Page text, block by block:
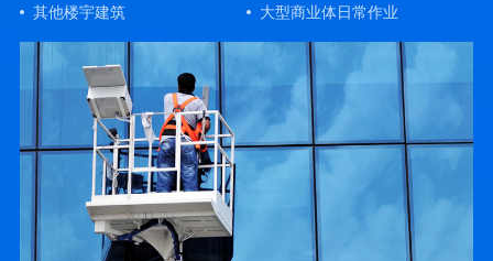
其他楼宇建筑
大型商业体日常作业